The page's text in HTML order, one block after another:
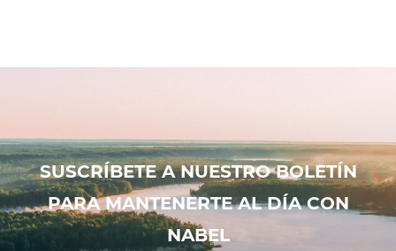
SUSCRÍBETE A NUESTRO BOLETÍN
PARA MANTENERTE AL DÍA CON
NABEL